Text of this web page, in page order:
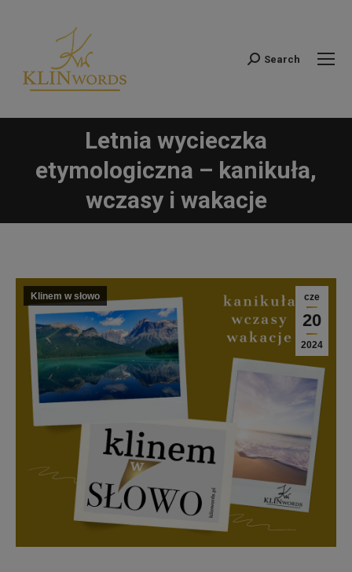
Szukaj:Search
Letnia wycieczka
etymologiczna – kanikuła,
wczasy i wakacje
Jesteś tutaj:
cze
20
2024
Klinem w słowo